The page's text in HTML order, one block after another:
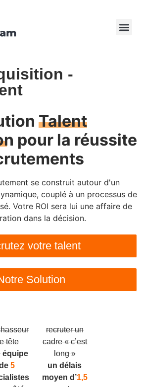
-
Talent
pour la réussite
se construit autour d'un
couplé à un processus de
Votre ROI sera lui une affaire de
dans la décision.
votre talent
Solution
tête
équipe
5
recruter un
cadre « c’est
long »
un délais
moyen d’1,5